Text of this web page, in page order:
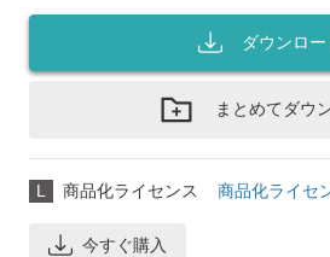
ダウンロー
まとめてダウ
L 商品化ライセンス 商品化ライセ
今すぐ購入